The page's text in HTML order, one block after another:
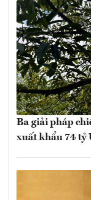
Ba giải pháp
xuất khẩu 74 tỷ